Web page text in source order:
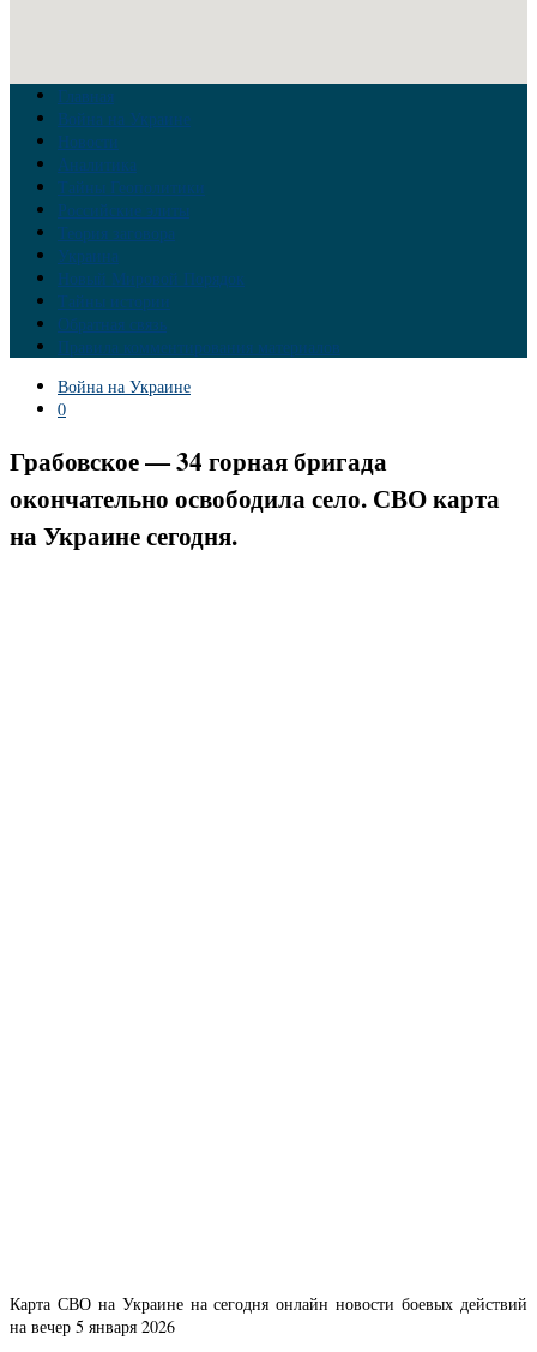
Главная
Война на Украине
Новости
Аналитика
Тайны Геополитики
Российские элиты
Теория заговора
Украина
Новый Мировой Порядок
Тайны истории
Обратная связь
Правила комментирования материалов
Война на Украине
0
Грабовское — 34 горная бригада
окончательно освободила село. СВО карта
на Украине сегодня.
Карта СВО на Украине на сегодня онлайн новости боевых действий
на вечер 5 января 2026